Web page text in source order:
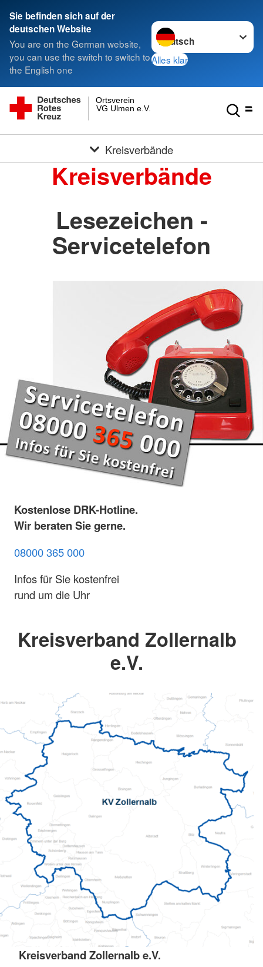
Sie befinden sich auf der
deutschen Website
You are on the German website,
you can use the switch to switch to
the English one
Sprache wechseln zu
Alles klar
VG Ulmen e.V.
Ortsverein
Kreisverbände
Kreisverbände
Lesezeichen -
Servicetelefon
Kostenlose DRK-Hotline.
Wir beraten Sie gerne.
08000 365 000
Infos für Sie kostenfrei
rund um die Uhr
Kreisverband Zollernalb
e.V.
Kreisverband Zollernalb e.V.